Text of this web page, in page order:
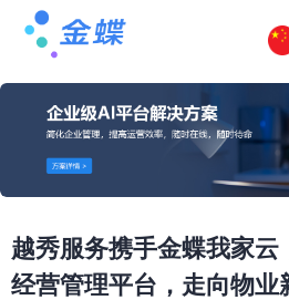
越秀服务携手金蝶我家云
经营管理平台，走向物业